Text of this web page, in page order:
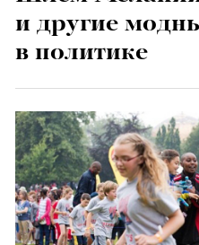
и другие
в политике